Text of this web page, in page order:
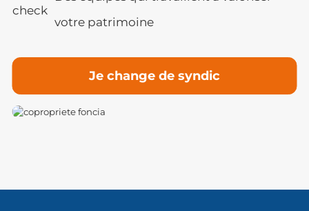
votre patrimoine
Je change de syndic